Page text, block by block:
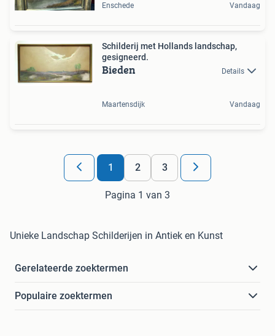
Enschede Vandaag
Schilderij met Hollands landschap,
gesigneerd.
Bieden Details
Maartensdijk Vandaag
1 2 3
Pagina 1 van 3
Unieke Landschap Schilderijen in Antiek en Kunst
Gerelateerde zoektermen
Populaire zoektermen